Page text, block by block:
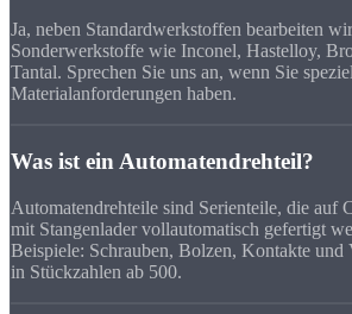
Ja, neben Standardwerkstoffen bearbeiten
Sonderwerkstoffe wie Inconel, Hastelloy,
Tantal. Sprechen Sie uns an, wenn Sie
Materialanforderungen haben.
Was ist ein Automatendrehteil?
Automatendrehteile sind Serienteile, die auf
mit Stangenlader vollautomatisch gefertigt
Beispiele: Schrauben, Bolzen, Kontakte und
in Stückzahlen ab 500.